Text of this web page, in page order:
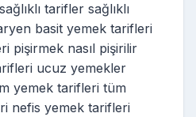
tarifler sağlıklı
basit yemek tarifleri
pişirmek nasıl pişirilir
ucuz yemekler
yemek tarifleri tüm
nefis yemek tarifleri